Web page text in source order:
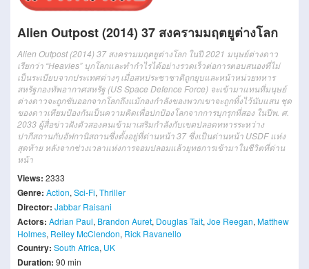
Alien Outpost (2014) 37 สงครามมฤตยูต่างโลก
Alien Outpost (2014) 37 สงครามมฤตยูต่างโลก ในปี 2021 มนุษย์ต่างดาว
เรียกว่า “Heavies” บุกโลกและทำกำไรได้อย่างรวดเร็วต่อการตอบสนองที่ไม่
เป็นระเบียบจากประเทศต่างๆ เมื่อสหประชาชาติถูกยุบและหน้าหน่วยทหาร
สหรัฐกองทัพอากาศสหรัฐ (US Space Defence Force) จะเข้ามาแทนที่มนุษย์
ต่างดาวจะถูกขับออกจากโลกถึงแม้กองกำลังของพวกเขาจะถูกทิ้งไว้นับแสน ชุด
ของดาวเทียมป้องกันเป็นความคิดเพื่อปกป้องโลกจากการบุกรุกที่สอง ในปีพ. ศ.
2033 ผู้สื่อข่าวฝังตัวสองคนเข้ามาเสริมกำลังกับเขตปลอดทหารระหว่าง
ปากีสถานกับอัฟกานิสถานซึ่งตั้งอยู่ที่ด่านหน้า 37 ซึ่งเป็นด่านหน้า USDF แห่ง
สุดท้าย หลังจากช่วงเวลาแห่งการจอมปลอมแล้วยุทธการเข้ามาในชีวิตที่ด่าน
หน้า
Views: 2333
Genre: Action, Sci-Fi, Thriller
Director: Jabbar Raisani
Actors: Adrian Paul, Brandon Auret, Douglas Tait, Joe Reegan, Matthew
Holmes, Reiley McClendon, Rick Ravanello
Country: South Africa, UK
Duration: 90 min